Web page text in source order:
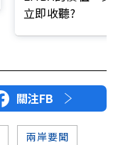
立即收聽?
關注FB
兩岸要聞